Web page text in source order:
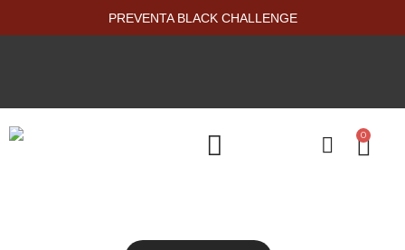
PREVENTA BLACK CHALLENGE
0